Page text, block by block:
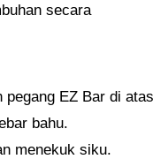
secara
pegang EZ Bar di atas
bahu.
menekuk siku.